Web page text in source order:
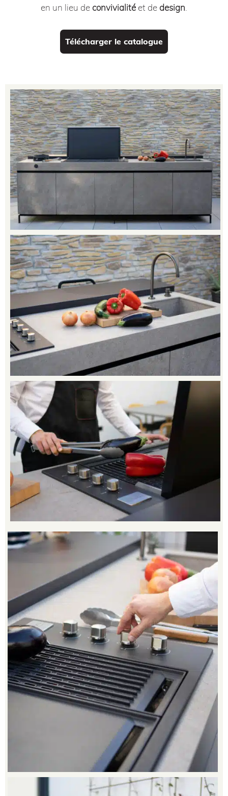
en un lieu de convivialité et de design
Télécharger le catalogue